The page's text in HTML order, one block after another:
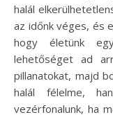
halál
az időnk véges, és
hogy életünk
lehetőséget ad
pillanatokat, majd
halál félelme,
vezérfonalunk, ha